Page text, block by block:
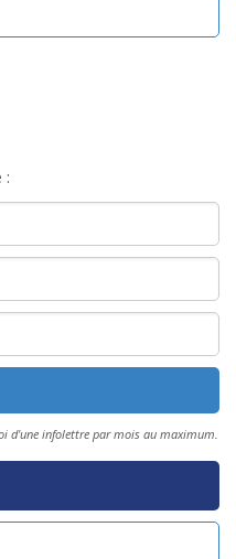
:
d'une infolettre par mois au maximum.